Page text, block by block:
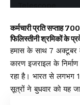
कर्मचारी प्रति सप्ताह
फिलिस्तीनी श्रमिकों के
हमास के साथ 7 अक्टूबर
कारण इजराइल के
रहा है। भारत से लगभग
सूत्रों ने बुधवार को यह